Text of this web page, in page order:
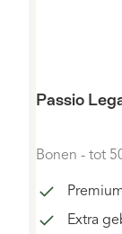
Passio
Bonen - tot
Extra